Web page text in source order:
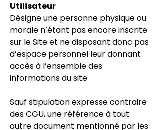
Utilisateur
Désigne une personne physique ou
morale n’étant pas encore inscrite
sur le Site et ne disposant donc pas
d’espace personnel leur donnant
accès à l’ensemble des
informations du site
Sauf stipulation expresse contraire
des CGU, une référence à tout
autre document mentionné par les